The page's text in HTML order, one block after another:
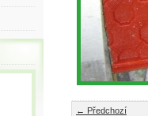
← Předchozí